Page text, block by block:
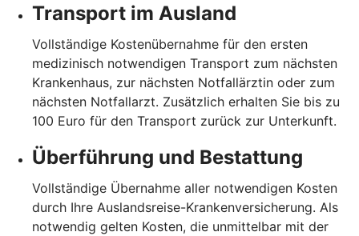
Transport im Ausland
Vollständige Kostenübernahme für den ersten
medizinisch notwendigen Transport zum nächsten
Krankenhaus, zur nächsten Notfallärztin oder zum
nächsten Notfallarzt. Zusätzlich erhalten Sie bis zu
100 Euro für den Transport zurück zur Unterkunft.
Überführung und Bestattung
Vollständige Übernahme aller notwendigen Kosten
durch Ihre Auslandsreise-Krankenversicherung. Als
notwendig gelten Kosten, die unmittelbar mit der